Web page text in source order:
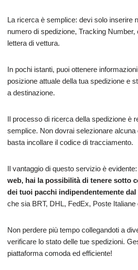
La ricerca è semplice: devi solo inserire
numero di spedizione, Tracking Number,
lettera di vettura.
In pochi istanti, puoi ottenere
posizione attuale della tua spedizione e
a destinazione.
Il processo di ricerca della spedizione è
semplice. Non dovrai selezionare
basta incollare il codice di tracciamento.
Il vantaggio di questo servizio è evidente:
web, hai la possibilità di tenere sotto
dei tuoi pacchi indipendentemente
che sia BRT, DHL, FedEx, Poste Italiane
Non perdere più tempo collegandoti a
verificare lo stato delle tue spedizioni.
piattaforma comoda ed efficiente!